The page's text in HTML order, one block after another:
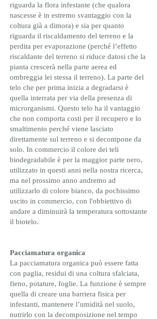
riguarda la flora infestante (che qualora
nascesse è in estremo svantaggio con la
coltura già a dimora) e sia per quanto
riguarda il riscaldamento del terreno e la
perdita per evaporazione (perché l’effetto
riscaldante del terreno si riduce datosi che la
pianta crescerà nella parte aerea ed
ombreggia lei stessa il terreno). La parte del
telo che per prima inizia a degradarsi è
quella interrata per via della presenza di
microrganismi. Questo telo ha il vantaggio
che non comporta costi per il recupero e lo
smaltimento perché viene lasciato
direttamente sul terreno e si decompone da
solo. ​In commercio il colore dei teli
biodegradabile è per la maggior parte nero,
utilizzato in questi anni nella nostra ricerca,
ma nel prossimo anno andremo ad
utilizzarlo di colore bianco, da pochissimo
uscito in commercio, con l'obbiettivo di
andare a diminuirà la temperatura sottostante
il biotelo.
Pacciamatura organica
La pacciamatura organica può essere fatta
con paglia, residui di una coltura sfalciata,
fieno, potature, foglie. La funzione è sempre
quella di creare una barriera fisica per
infestanti, mantenere l’umidità nel suolo,
nutrirlo con la decomposizione nel tempo